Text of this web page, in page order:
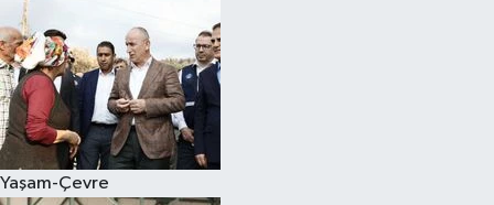
Yaşam-Çevre
Kültür Sanat
Sağlık
Siyaset
Teknoloji